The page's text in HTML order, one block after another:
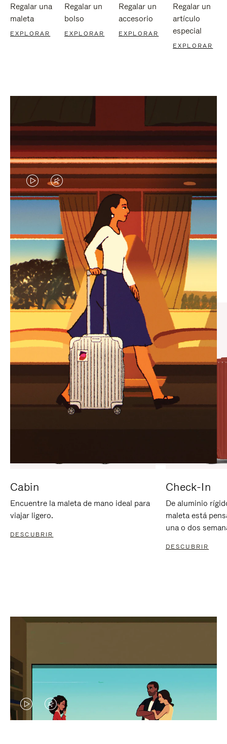
Regalar una
maleta
EXPLORAR
Regalar un
bolso
EXPLORAR
Regalar un
accesorio
EXPLORAR
Regalar un
artículo
especial
EXPLORAR
EL
VÍDEO
ESTÁ
PAUSADO,
PULSE
PARA
PAUSARLO.
EL
SONIDO
DEL
VÍDEO
ESTÁ
DESACTIVADO:
PULSE
PARA
ACTIVARLO.
IDAS DE REGALO CUIDADOSAMENTE ELEGIDAS
Encuentre su compañero de
viaje ideal
Cabin
Encuentre la maleta de mano ideal para
viajar ligero.
DESCUBRIR
Check-In
De aluminio
maleta está
una o dos
DESCUBRIR
EL
EL